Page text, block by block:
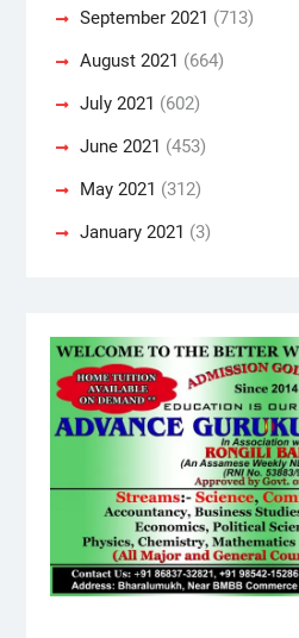
September 2021 (713)
August 2021 (664)
July 2021 (602)
June 2021 (453)
May 2021 (312)
January 2021 (3)